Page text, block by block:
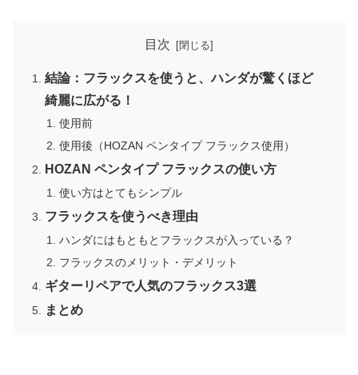
目次
結論：フラックスを使うと、ハンダが驚くほど
綺麗に広がる！
使用前
使用後（HOZAN ペンタイプ フラックス使用）
HOZAN ペンタイプ フラックスの使い方
使い方はとてもシンプル
フラックスを使うべき理由
ハンダにはもともとフラックスが入っている？
フラックスのメリット・デメリット
ギターリペアで人気のフラックス3選
まとめ